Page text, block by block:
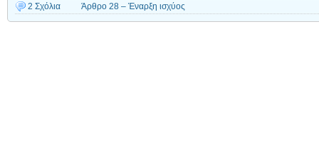
2 Σχόλια Άρθρο 28 – Έναρξη ισχύος